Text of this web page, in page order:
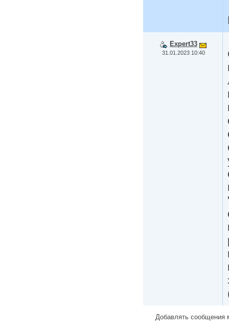
Expert33
31.01.2023 10:40
Добавлять сообщения